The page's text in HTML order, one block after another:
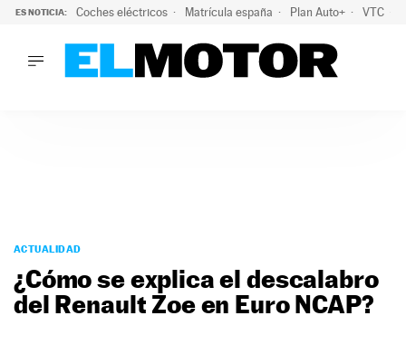
ES NOTICIA: Coches eléctricos Matrícula españa Plan Auto+ VTC
PODCAST
MOTOS
TECNOLOGÍA
ACTUALIDAD
¿Cómo se explica el descalabro
del Renault Zoe en Euro NCAP?